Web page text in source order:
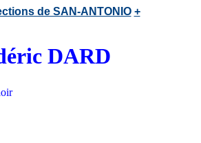
de SAN-ANTONIO +
DARD